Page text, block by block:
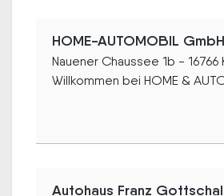
HOME-AUTOMOBIL GmbH
Nauener Chaussee 1b - 16766
Willkommen bei HOME &
Autohaus Franz